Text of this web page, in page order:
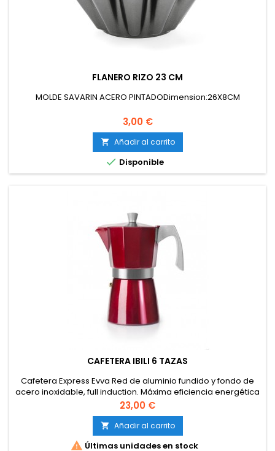
FLANERO RIZO 23 CM
MOLDE SAVARIN ACERO PINTADODimension:26X8CM
Precio
3,00 €
 Añadir al carrito
 Disponible
CAFETERA IBILI 6 TAZAS
Cafetera Express Evva Red de aluminio fundido y fondo de
acero inoxidable, full induction. Máxima eficiencia energética
en placas de inducción. Pesada y resistente, asa
desmontable e interior pulido....
Precio
23,00 €
 Añadir al carrito
 Últimas unidades en stock